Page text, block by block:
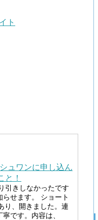
ト
ュワンに申し込ん
と！
引きしなかったです
せます。 ショート
り、開きました。連
です。内容は、